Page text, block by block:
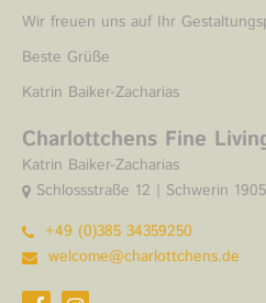
Wir freuen uns auf Ihr
Beste Grüße
Katrin Baiker-Zacharias
Charlottchens Fine
Katrin Baiker-Zacharias
Schlossstraße 12 | Schwerin
+49 (0)385 34359250
welcome@charlottchens.de